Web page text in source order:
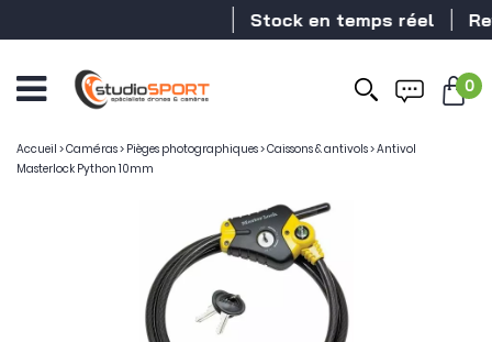
Stock en temps réel
0
Accueil >Caméras> Pièges photographiques>Caissons & antivols>Antivol
Masterlock Python 10mm